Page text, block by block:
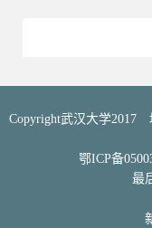
Copyright武汉大学2017
鄂ICP备
最